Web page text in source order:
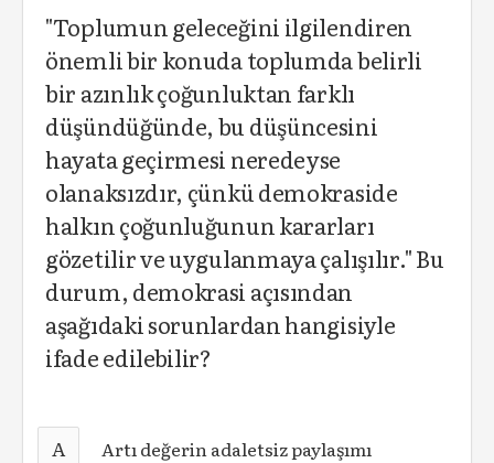
"Toplumun geleceğini ilgilendiren
önemli bir konuda toplumda belirli
bir azınlık çoğunluktan farklı
düşündüğünde, bu düşüncesini
hayata geçirmesi neredeyse
olanaksızdır, çünkü demokraside
halkın çoğunluğunun kararları
gözetilir ve uygulanmaya çalışılır." Bu
durum, demokrasi açısından
aşağıdaki sorunlardan hangisiyle
ifade edilebilir?
A Artı değerin adaletsiz paylaşımı